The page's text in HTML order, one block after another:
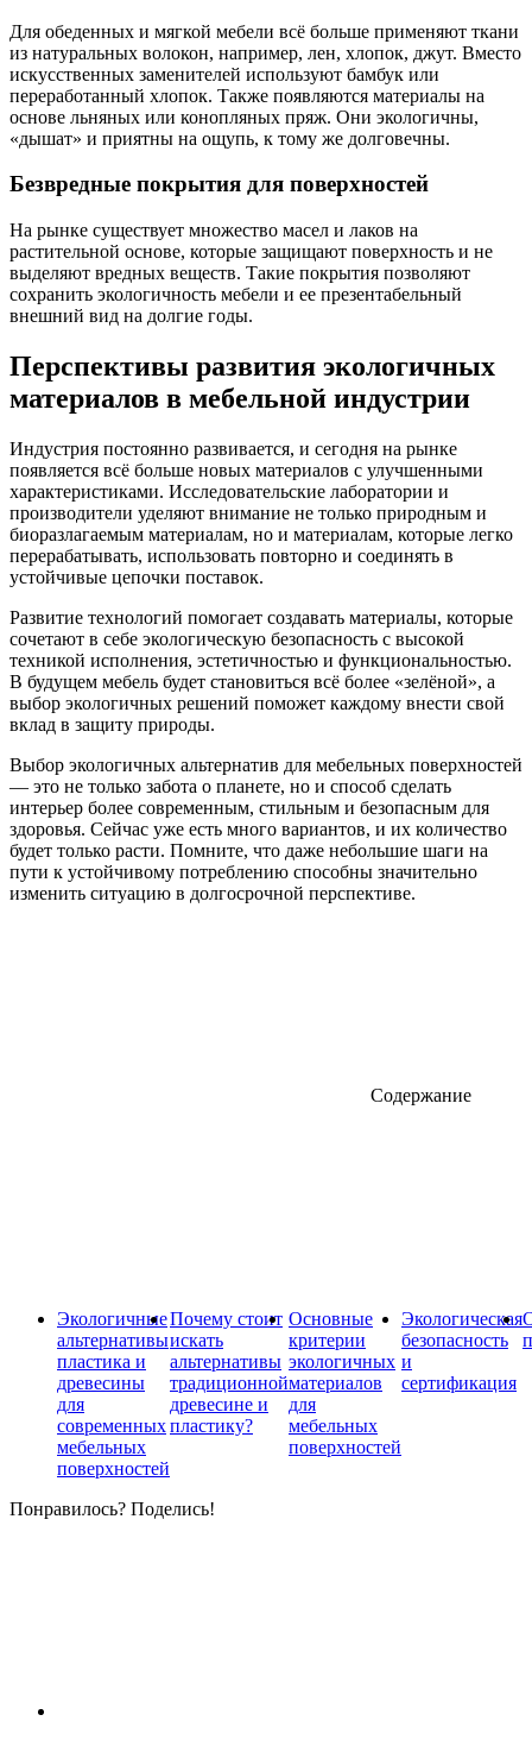
Для обеденных и мягкой мебели всё больше применяют ткани
из натуральных волокон, например, лен, хлопок, джут. Вместо
искусственных заменителей используют бамбук или
переработанный хлопок. Также появляются материалы на
основе льняных или конопляных пряж. Они экологичны,
«дышат» и приятны на ощупь, к тому же долговечны.
Безвредные покрытия для поверхностей
На рынке существует множество масел и лаков на
растительной основе, которые защищают поверхность и не
выделяют вредных веществ. Такие покрытия позволяют
сохранить экологичность мебели и ее презентабельный
внешний вид на долгие годы.
Перспективы развития экологичных
материалов в мебельной индустрии
Индустрия постоянно развивается, и сегодня на рынке
появляется всё больше новых материалов с улучшенными
характеристиками. Исследовательские лаборатории и
производители уделяют внимание не только природным и
биоразлагаемым материалам, но и материалам, которые легко
перерабатывать, использовать повторно и соединять в
устойчивые цепочки поставок.
Развитие технологий помогает создавать материалы, которые
сочетают в себе экологическую безопасность с высокой
техникой исполнения, эстетичностью и функциональностью.
В будущем мебель будет становиться всё более «зелёной», а
выбор экологичных решений поможет каждому внести свой
вклад в защиту природы.
Выбор экологичных альтернатив для мебельных поверхностей
— это не только забота о планете, но и способ сделать
интерьер более современным, стильным и безопасным для
здоровья. Сейчас уже есть много вариантов, и их количество
будет только расти. Помните, что даже небольшие шаги на
пути к устойчивому потреблению способны значительно
изменить ситуацию в долгосрочной перспективе.
Содержание
Экологичные
альтернативы
пластика и
древесины
для
современных
мебельных
поверхностей
Почему стоит
искать
альтернативы
традиционной
древесине и
пластику?
Основные
критерии
экологичных
материалов
для
мебельных
поверхностей
Экологическая
безопасность
и
сертификация
Понравилось? Поделись!